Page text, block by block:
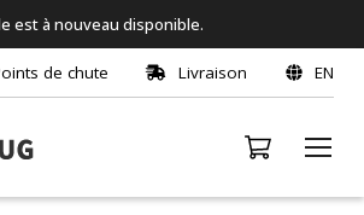
est à nouveau disponible.
de chute Livraison EN